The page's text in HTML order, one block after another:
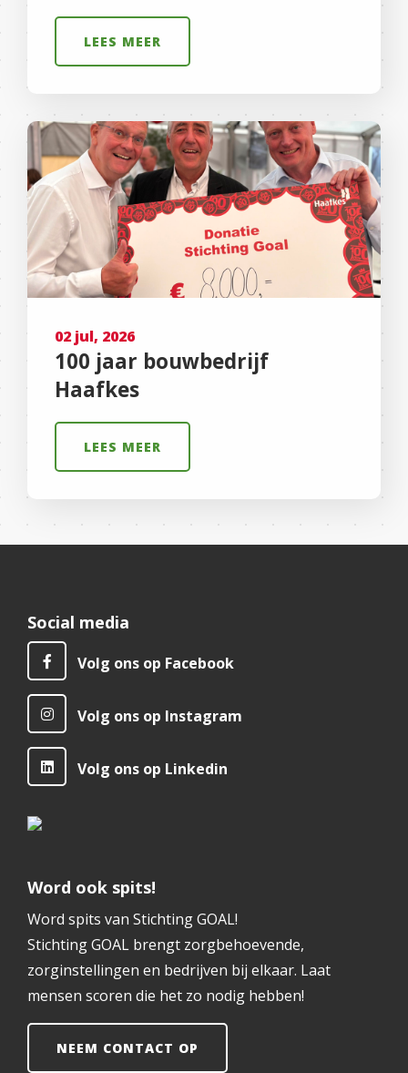
LEES MEER
02 jul, 2026
100 jaar bouwbedrijf
Haafkes
LEES MEER
Social media
Volg ons op Facebook
Volg ons op Instagram
Volg ons op Linkedin
Word ook spits!
Word spits van Stichting GOAL!
Stichting GOAL brengt zorgbehoevende,
zorginstellingen en bedrijven bij elkaar. Laat
mensen scoren die het zo nodig hebben!
NEEM CONTACT OP